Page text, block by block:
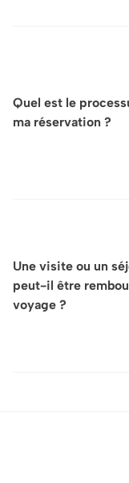
en capacité
haute saison
programme
affinerons et
parfaitement à
Quel est le
ma réservation ?
Une visite ou un
peut-il être
voyage ?